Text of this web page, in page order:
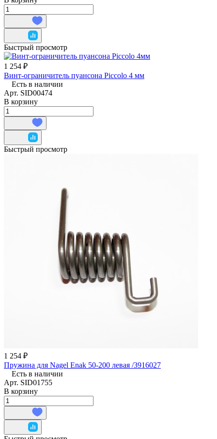
Быстрый просмотр
1 254 ₽
Винт-ограничитель пуансона Piccolo 4 мм
Есть в наличии
Арт. SID00474
В корзину
Быстрый просмотр
1 254 ₽
Пружина для Nagel Enak 50-200 левая /3916027
Есть в наличии
Арт. SID01755
В корзину